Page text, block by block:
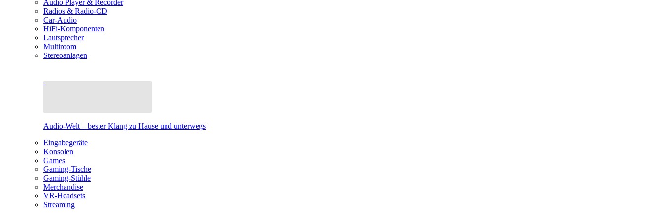
Audio Player & Recorder
Radios & Radio-CD
Car-Audio
HiFi-Komponenten
Lautsprecher
Multiroom
Stereoanlagen
Audio-Welt – bester Klang zu Hause und unterwegs
Eingabegeräte
Konsolen
Games
Gaming-Tische
Gaming-Stühle
Merchandise
VR-Headsets
Streaming